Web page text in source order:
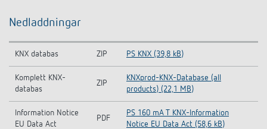
Nedladdningar
KNX databas ZIP PS KNX (39,8 kB)
Komplett KNX-
databas
ZIP
KNXprod-KNX-Database (all
products) (22,1 MB)
Information Notice
EU Data Act
PDF
PS 160 mA T KNX-Information
Notice EU Data Act (58,6 kB)